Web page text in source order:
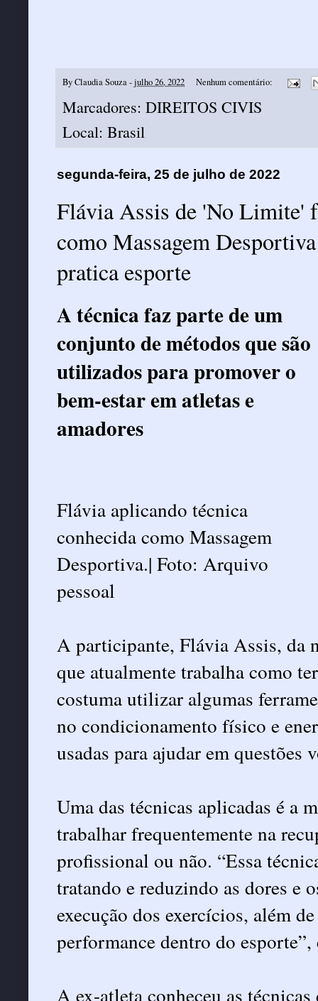
ByClaudia Souza-julho 26, 2022 Nenhum comentário:
Marcadores: DIREITOS CIVIS
Local: Brasil
segunda-feira, 25 de julho de 2022
Flávia Assis de 'No Limite'
como Massagem
pratica esporte
A técnica faz parte de um
conjunto de métodos que são
utilizados para promover o
bem-estar em atletas e
amadores
Flávia aplicando técnica
conhecida como Massagem
Desportiva.| Foto: Arquivo
pessoal
A participante, Flávia Assis, da
que atualmente trabalha como
costuma utilizar algumas
no condicionamento físico e
usadas para ajudar em questões
Uma das técnicas aplicadas é a
trabalhar frequentemente na
profissional ou não. “Essa
tratando e reduzindo as dores e
execução dos exercícios, além
performance dentro do
A ex-atleta conheceu as